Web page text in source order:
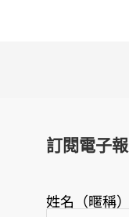
訂閱電子報
姓名（暱稱）